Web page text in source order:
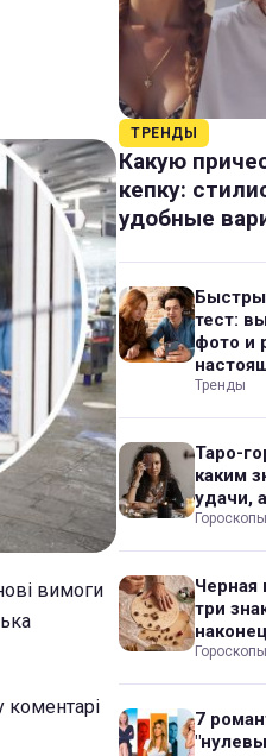
вимоги
коментарі
ТРЕНДЫ
Какую
кепку:
удобные
тест:
фото и
Тренды
Таро-
каким
удачи,
Гороскопы
Черная
три
Гороскопы
7